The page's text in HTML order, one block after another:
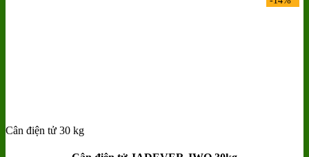
Add to wishlist
Cân điện tử 30 kg